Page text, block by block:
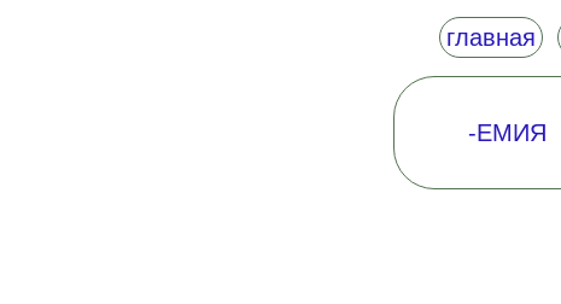
главная
-ЕМИЯ